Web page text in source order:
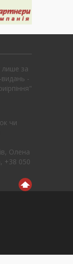
лише за
-
чи
Олена
+38 050